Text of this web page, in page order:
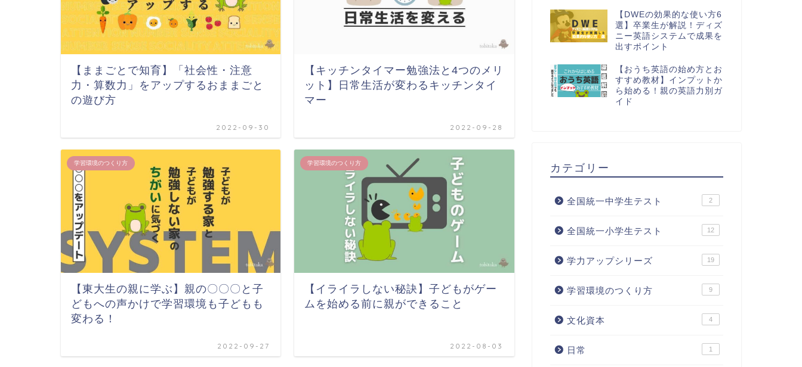
【ままごとで知育】「社会性・注意
力・算数力」をアップするおままごと
の遊び方
2022-09-30
【キッチンタイマー勉強法と4つのメリ
ット】日常生活が変わるキッチンタイ
マー
2022-09-28
学習環境のつくり方
【東大生の親に学ぶ】親の〇〇〇と子
どもへの声かけで学習環境も子どもも
変わる！
2022-09-27
学習環境のつくり方
【イライラしない秘訣】子どもがゲー
ムを始める前に親ができること
2022-08-03
【DWEの効果的な使い方6
選】卒業生が解説！ディズ
ニー英語システムで成果を
出すポイント
【おうち英語の始め方とお
すすめ教材】インプットか
ら始める！親の英語力別ガ
イド
カテゴリー
全国統一中学生テスト 2
全国統一小学生テスト 12
学力アップシリーズ 19
学習環境のつくり方 9
文化資本 4
日常 1